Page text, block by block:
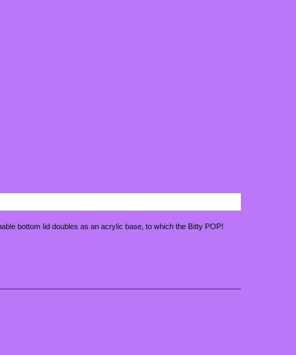
bottom lid doubles as an acrylic base, to which the Bitty POP!